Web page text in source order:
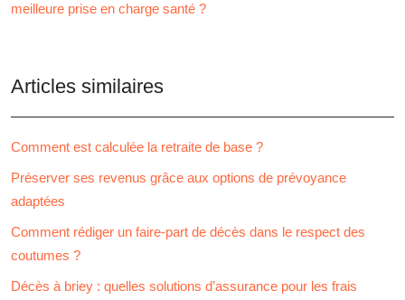
meilleure prise en charge santé ?
Articles similaires
Comment est calculée la retraite de base ?
Préserver ses revenus grâce aux options de prévoyance
adaptées
Comment rédiger un faire-part de décès dans le respect des
coutumes ?
Décès à briey : quelles solutions d’assurance pour les frais